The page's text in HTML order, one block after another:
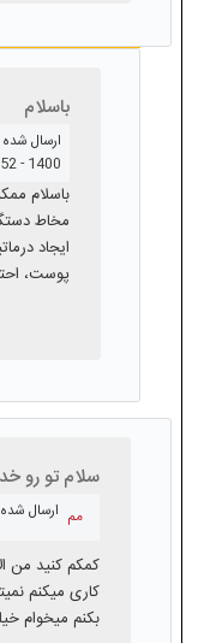
باسلام
ارسال
1400 - 08:52
باسلام
مخاط
ایجاد
پوست،
سلام تو رو
ارسال مم
کاری میکنم
بکنم میخوام